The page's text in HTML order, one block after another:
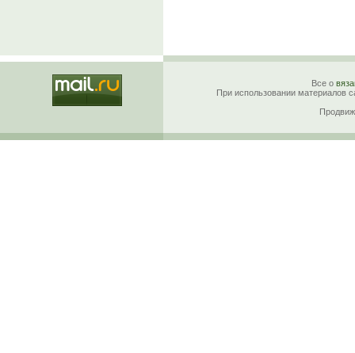
Все о
При использовании материалов